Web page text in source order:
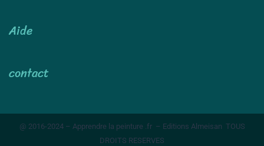
Aide
contact
@ 2016-2024 – Apprendre la peinture .fr – Editions Almeisan TOUS
DROITS RESERVES